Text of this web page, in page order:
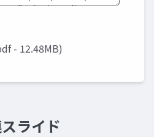
- 12.48MB)
ライド